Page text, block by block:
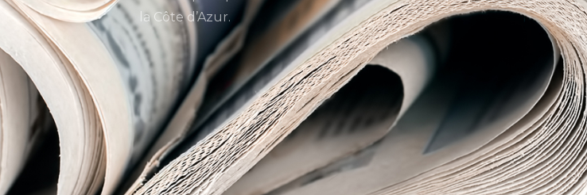
Nettoyage industriel
Traitement des sols
la Côte d’Azur.